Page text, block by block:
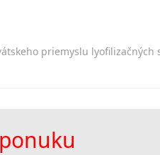
priemyslu lyofilizačných strojov smerujú do